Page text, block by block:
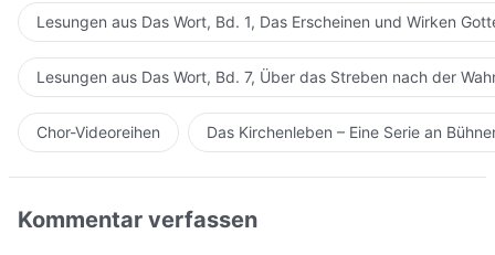
Lesungen aus Das Wort, Bd. 1, Das Erscheinen und Wirken
Lesungen aus Das Wort, Bd. 7, Über das Streben nach der
Chor-Videoreihen Das Kirchenleben – Eine Serie an
Kommentar verfassen